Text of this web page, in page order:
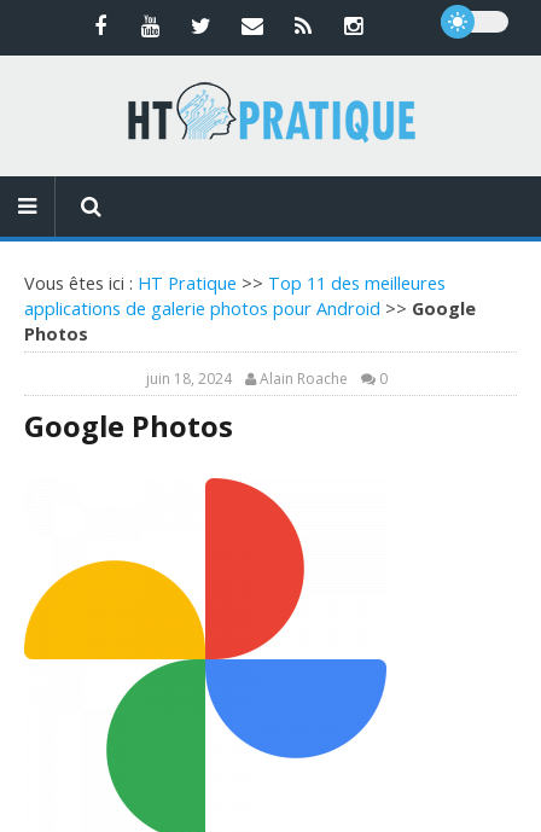
Vous êtes ici : HT Pratique >> Top 11 des meilleures
applications de galerie photos pour Android >> Google
Photos
juin 18, 2024 Alain Roache 0
Google Photos